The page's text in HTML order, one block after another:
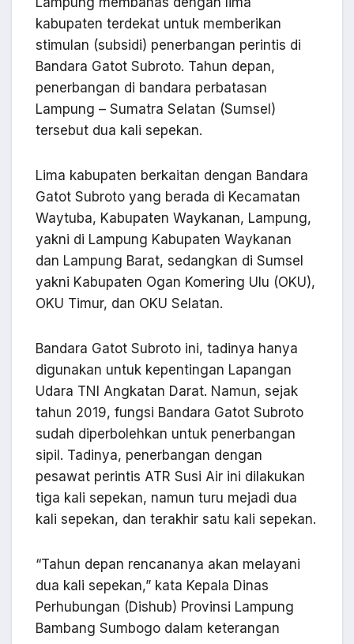
kabupaten terdekat untuk memberikan
stimulan (subsidi) penerbangan perintis di
Bandara Gatot Subroto. Tahun depan,
penerbangan di bandara perbatasan
Lampung – Sumatra Selatan (Sumsel)
tersebut dua kali sepekan.
Lima kabupaten berkaitan dengan Bandara
Gatot Subroto yang berada di Kecamatan
Waytuba, Kabupaten Waykanan, Lampung,
yakni di Lampung Kabupaten Waykanan
dan Lampung Barat, sedangkan di Sumsel
yakni Kabupaten Ogan Komering Ulu (OKU),
OKU Timur, dan OKU Selatan.
Bandara Gatot Subroto ini, tadinya hanya
digunakan untuk kepentingan Lapangan
Udara TNI Angkatan Darat. Namun, sejak
tahun 2019, fungsi Bandara Gatot Subroto
sudah diperbolehkan untuk penerbangan
sipil. Tadinya, penerbangan dengan
pesawat perintis ATR Susi Air ini dilakukan
tiga kali sepekan, namun turu mejadi dua
kali sepekan, dan terakhir satu kali sepekan.
“Tahun depan rencananya akan melayani
dua kali sepekan,” kata Kepala Dinas
Perhubungan (Dishub) Provinsi Lampung
Bambang Sumbogo dalam keterangan